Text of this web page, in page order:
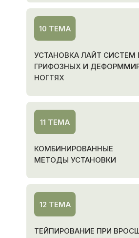
УСТАНОВКА ЛАЙТ СИСТЕМ
ГРИФОЗНЫХ И
НОГТЯХ
10 ТЕМА
КОМБИНИРОВАННЫЕ
МЕТОДЫ УСТАНОВКИ
11 ТЕМА
ТЕЙПИРОВАНИЕ ПРИ
12 ТЕМА